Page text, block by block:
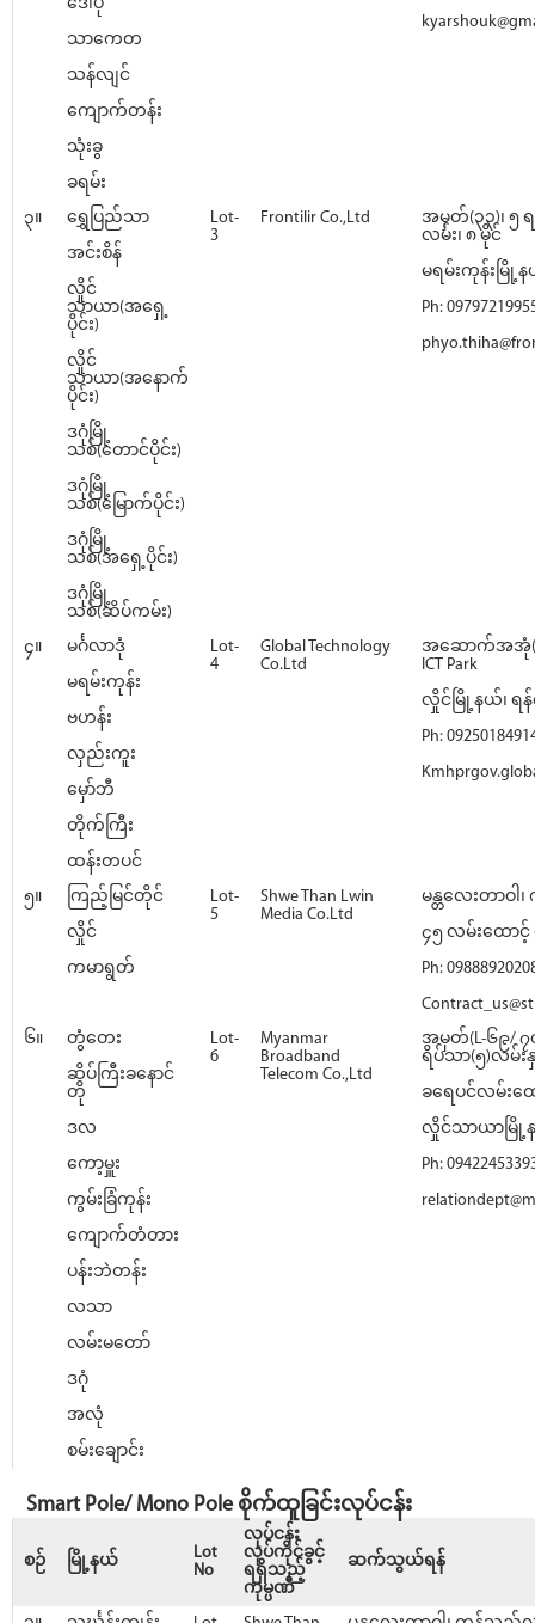
ဒေါပုံ
သာကေတ
သန်လျင်
ကျောက်တန်း
သုံးခွ
ခရမ်း
၃။
ရွှေပြည်သာ
အင်းစိန်
လှိုင်
သာယာ(အရှေ့
ပိုင်း)
လှိုင်
သာယာ(အနောက်
ပိုင်း)
ဒဂုံမြို့
သစ်(တောင်ပိုင်း)
ဒဂုံမြို့
သစ်(မြောက်ပိုင်း)
ဒဂုံမြို့
သစ်(အရှေ့ပိုင်း)
ဒဂုံမြို့
သစ်(ဆိပ်ကမ်း)
Lot-
3
Frontilir Co.,Ltd
အမှတ်(၃၃)၊ ၅
လမ်း၊ ၈ မိုင်
မရမ်းကုန်းမြို့
Ph:
၄။
မင်္ဂလာဒုံ
မရမ်းကုန်း
ဗဟန်း
လှည်းကူး
မှော်ဘီ
တိုက်ကြီး
ထန်းတပင်
Lot-
4
Global Technology
Co.Ltd
အဆောက်အအုံ(၁
ICT Park
လှိုင်မြို့နယ်၊ ရ
Ph:
၅။
ကြည့်မြင်တိုင်
လှိုင်
ကမာရွတ်
Lot-
5
Shwe Than Lwin
Media Co.Ltd
မန္တလေးတာဝ
၄၅ လမ်းထော
Ph:
၆။
တွံတေး
ဆိပ်ကြီးခနောင်
တို
ဒလ
ကော့မှူး
ကွမ်းခြံကုန်း
ကျောက်တံတား
ပန်းဘဲတန်း
လသာ
လမ်းမတော်
ဒဂုံ
အလုံ
စမ်းချောင်း
Lot-
6
Myanmar
Broadband
Telecom Co.,Ltd
အမှတ်(L-၆၉/ ၇
ရိပ်သာ(၅)လမ်း
ခရေပင်လမ်းထေ
လှိုင်သာယာမြို့
Ph:
Smart Pole/ Mono Pole စိုက်ထူခြင်းလုပ်ငန်း
စဉ် မြို့နယ်
Lot
No
လုပ်ငန်း
လုပ်ကိုင်ခွင့်
ရရှိသည့်
ကုမ္ပဏီ
ဆက်သွယ်ရန်